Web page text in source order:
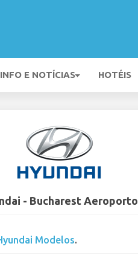
INFO E NOTÍCIAS HOTÉIS
- Bucharest Aeroporto
Modelos.